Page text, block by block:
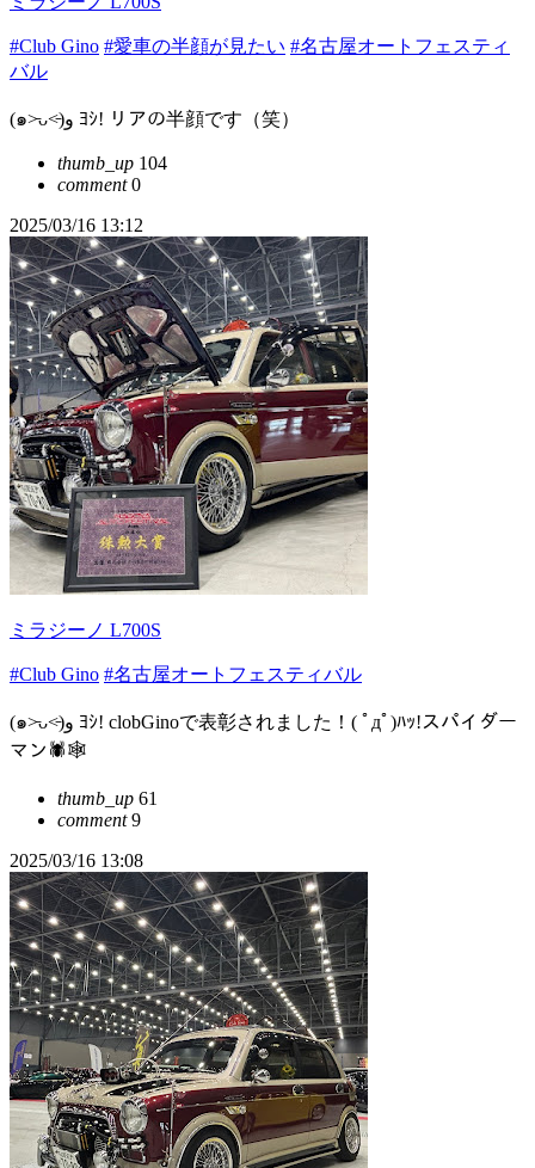
#Club Gino #愛車の半顔が見たい #名古屋オートフェスティ
バル
(๑˃̵ᴗ˂̵)و ﾖｼ! リアの半顔です（笑）
thumb_up 104
comment0
2025/03/16 13:12
ミラジーノ L700S
#Club Gino #名古屋オートフェスティバル
(๑˃̵ᴗ˂̵)و ﾖｼ! clobGinoで表彰されました！( ﾟдﾟ)ﾊｯ!スパイダー
マン🕷🕸
thumb_up 61
comment9
2025/03/16 13:08